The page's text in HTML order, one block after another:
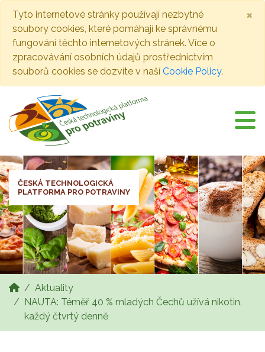
Tyto internetové stránky používají nezbytné
soubory cookies, které pomáhají ke správnému
fungování těchto internetových stránek. Více o
zpracovávání osobních údajů prostřednictvím
souborů cookies se dozvíte v naší Cookie Policy.
×
ČESKÁ TECHNOLOGICKÁ
PLATFORMA PRO POTRAVINY
Aktuality
NAUTA: Téměř 40 % mladých Čechů užívá nikotin,
každý čtvrtý denně